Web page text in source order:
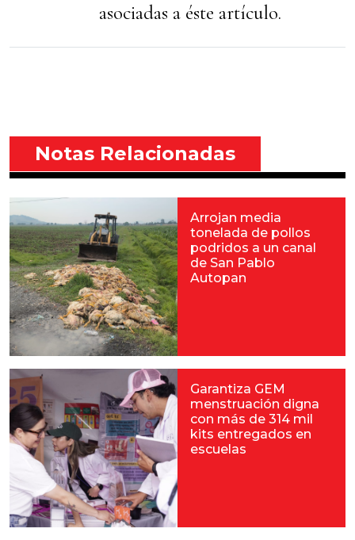
asociadas a éste artículo.
Notas Relacionadas
Arrojan media
tonelada de pollos
podridos a un canal
de San Pablo
Autopan
Garantiza GEM
menstruación digna
con más de 314 mil
kits entregados en
escuelas